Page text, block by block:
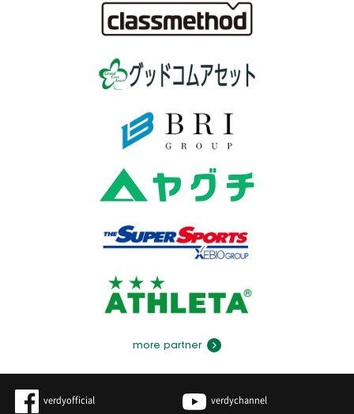
more partner
verdyofficial verdychannel